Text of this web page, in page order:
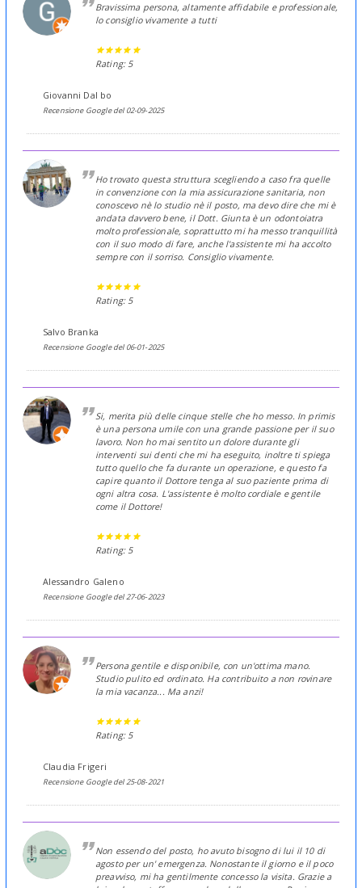
Bravissima persona, altamente affidabile e professionale,
lo consiglio vivamente a tutti
Rating: 5
Giovanni Dal bo
Recensione Google del 02-09-2025
Ho trovato questa struttura scegliendo a caso fra quelle
in convenzione con la mia assicurazione sanitaria, non
conoscevo nè lo studio nè il posto, ma devo dire che mi è
andata davvero bene, il Dott. Giunta è un odontoiatra
molto professionale, soprattutto mi ha messo tranquillità
con il suo modo di fare, anche l'assistente mi ha accolto
sempre con il sorriso. Consiglio vivamente.
Rating: 5
Salvo Branka
Recensione Google del 06-01-2025
Si, merita più delle cinque stelle che ho messo. In primis
è una persona umile con una grande passione per il suo
lavoro. Non ho mai sentito un dolore durante gli
interventi sui denti che mi ha eseguito, inoltre ti spiega
tutto quello che fa durante un operazione, e questo fa
capire quanto il Dottore tenga al suo paziente prima di
ogni altra cosa. L'assistente è molto cordiale e gentile
come il Dottore!
Rating: 5
Alessandro Galeno
Recensione Google del 27-06-2023
Persona gentile e disponibile, con un'ottima mano.
Studio pulito ed ordinato. Ha contribuito a non rovinare
la mia vacanza... Ma anzi!
Rating: 5
Claudia Frigeri
Recensione Google del 25-08-2021
Non essendo del posto, ho avuto bisogno di lui il 10 di
agosto per un' emergenza. Nonostante il giorno e il poco
preavviso, mi ha gentilmente concesso la visita. Grazie a